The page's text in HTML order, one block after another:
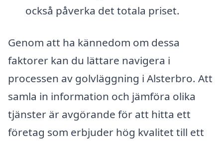
också påverka det totala priset.
Genom att ha kännedom om dessa
faktorer kan du lättare navigera i
processen av golvläggning i Alsterbro. Att
samla in information och jämföra olika
tjänster är avgörande för att hitta ett
företag som erbjuder hög kvalitet till ett